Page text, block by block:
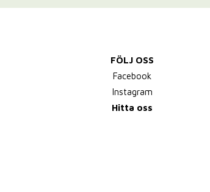
FÖLJ OSS
Facebook
Instagram
Hitta oss